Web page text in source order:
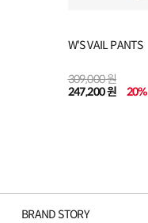
W'S VAIL PANTS
309,000 원
247,200 원
20%
BRAND STORY